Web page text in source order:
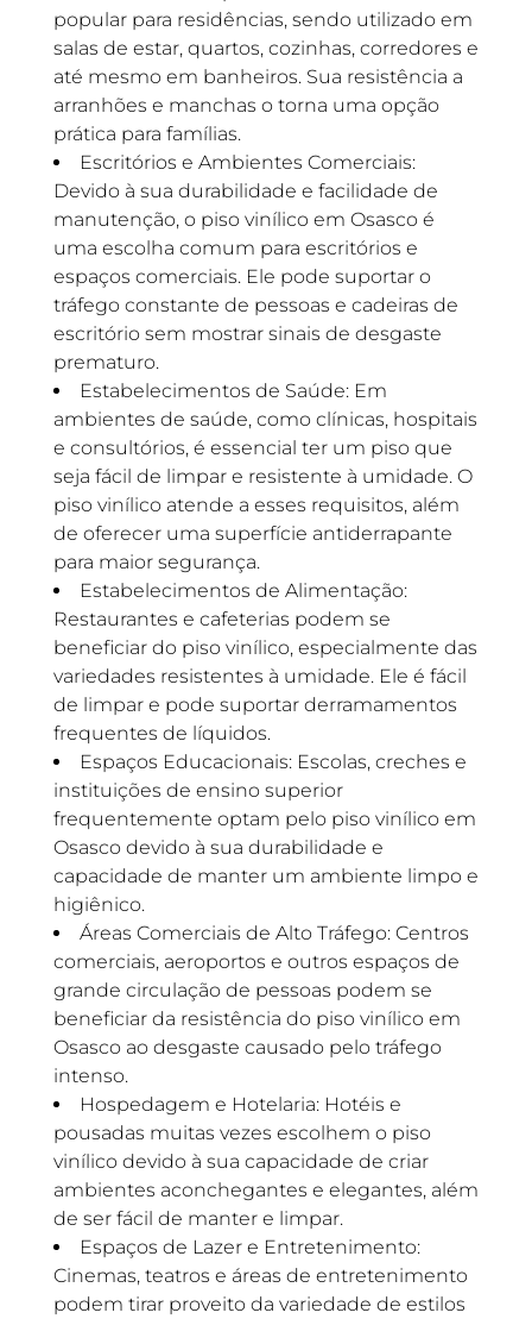
popular para residências, sendo utilizado em
salas de estar, quartos, cozinhas, corredores e
até mesmo em banheiros. Sua resistência a
arranhões e manchas o torna uma opção
prática para famílias.
Escritórios e Ambientes Comerciais:
Devido à sua durabilidade e facilidade de
manutenção, o piso vinílico em Osasco é
uma escolha comum para escritórios e
espaços comerciais. Ele pode suportar o
tráfego constante de pessoas e cadeiras de
escritório sem mostrar sinais de desgaste
prematuro.
Estabelecimentos de Saúde: Em
ambientes de saúde, como clínicas, hospitais
e consultórios, é essencial ter um piso que
seja fácil de limpar e resistente à umidade. O
piso vinílico atende a esses requisitos, além
de oferecer uma superfície antiderrapante
para maior segurança.
Estabelecimentos de Alimentação:
Restaurantes e cafeterias podem se
beneficiar do piso vinílico, especialmente das
variedades resistentes à umidade. Ele é fácil
de limpar e pode suportar derramamentos
frequentes de líquidos.
Espaços Educacionais: Escolas, creches e
instituições de ensino superior
frequentemente optam pelo piso vinílico em
Osasco devido à sua durabilidade e
capacidade de manter um ambiente limpo e
higiênico.
Áreas Comerciais de Alto Tráfego: Centros
comerciais, aeroportos e outros espaços de
grande circulação de pessoas podem se
beneficiar da resistência do piso vinílico em
Osasco ao desgaste causado pelo tráfego
intenso.
Hospedagem e Hotelaria: Hotéis e
pousadas muitas vezes escolhem o piso
vinílico devido à sua capacidade de criar
ambientes aconchegantes e elegantes, além
de ser fácil de manter e limpar.
Espaços de Lazer e Entretenimento:
Cinemas, teatros e áreas de entretenimento
podem tirar proveito da variedade de estilos